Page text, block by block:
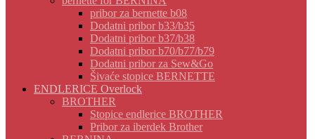
pribor za bernette b08
Dodatni pribor b33/b35
Dodatni pribor b37/b38
Dodatni pribor b70/b77/b79
Dodatni pribor za Sew&Go
Šivaće stopice BERNETTE
ENDLERICE Overlock
BROTHER
Stopice endlerice BROTHER
Pribor za iberdek Brother